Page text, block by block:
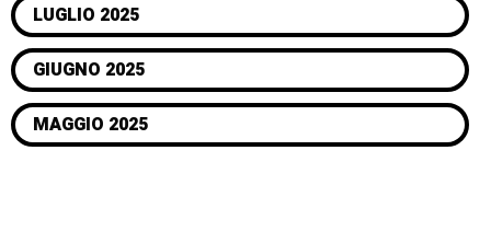
LUGLIO 2025
GIUGNO 2025
MAGGIO 2025